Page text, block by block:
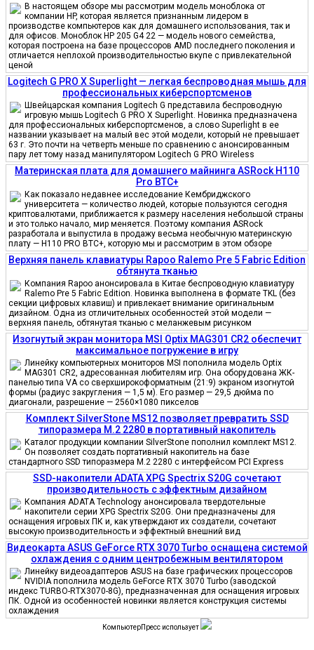
В настоящем обзоре мы рассмотрим модель моноблока от
компании HP, которая является признанным лидером в
производстве компьютеров как для домашнего использования, так и
для офисов. Моноблок HP 205 G4 22 — модель нового семейства,
которая построена на базе процессоров AMD последнего поколения и
отличается неплохой производительностью вкупе с привлекательной
ценой
Logitech G PRO X Superlight — легкая беспроводная мышь для
профессиональных киберспортсменов
Швейцарская компания Logitech G представила беспроводную
игровую мышь Logitech G PRO X Superlight. Новинка предназначена
для профессиональных киберспортсменов, а слово Superlight в ее
названии указывает на малый вес этой модели, который не превышает
63 г. Это почти на четверть меньше по сравнению с анонсированным
пару лет тому назад манипулятором Logitech G PRO Wireless
Материнская плата для домашнего майнинга ASRock H110
Pro BTC+
Как показало недавнее исследование Кембриджского
университета — количество людей, которые пользуются сегодня
криптовалютами, приближается к размеру населения небольшой страны
и это только начало, мир меняется. Поэтому компания ASRock
разработала и выпустила в продажу весьма необычную материнскую
плату — H110 PRO BTC+, которую мы и рассмотрим в этом обзоре
Верхняя панель клавиатуры Rapoo Ralemo Pre 5 Fabric Edition
обтянута тканью
Компания Rapoo анонсировала в Китае беспроводную клавиатуру
Ralemo Pre 5 Fabric Edition. Новинка выполнена в формате TKL (без
секции цифровых клавиш) и привлекает внимание оригинальным
дизайном. Одна из отличительных особенностей этой модели —
верхняя панель, обтянутая тканью с меланжевым рисунком
Изогнутый экран монитора MSI Optix MAG301 CR2 обеспечит
максимальное погружение в игру
Линейку компьютерных мониторов MSI пополнила модель Optix
MAG301 CR2, адресованная любителям игр. Она оборудована ЖК-
панелью типа VA со сверхширокоформатным (21:9) экраном изогнутой
формы (радиус закругления — 1,5 м). Его размер — 29,5 дюйма по
диагонали, разрешение — 2560×1080 пикселов
Комплект SilverStone MS12 позволяет превратить SSD
типоразмера M.2 2280 в портативный накопитель
Каталог продукции компании SilverStone пополнил комплект MS12.
Он позволяет создать портативный накопитель на базе
стандартного SSD типоразмера M.2 2280 с интерфейсом PCI Express
SSD-накопители ADATA XPG Spectrix S20G сочетают
производительность с эффектным дизайном
Компания ADATA Technology анонсировала твердотельные
накопители серии XPG Spectrix S20G. Они предназначены для
оснащения игровых ПК и, как утверждают их создатели, сочетают
высокую производительность и эффектный внешний вид
Видеокарта ASUS GeForce RTX 3070 Turbo оснащена системой
охлаждения с одним центробежным вентилятором
Линейку видеоадаптеров ASUS на базе графических процессоров
NVIDIA пополнила модель GeForce RTX 3070 Turbo (заводской
индекс TURBO-RTX3070-8G), предназначенная для оснащения игровых
ПК. Одной из особенностей новинки является конструкция системы
охлаждения
КомпьютерПресс использует